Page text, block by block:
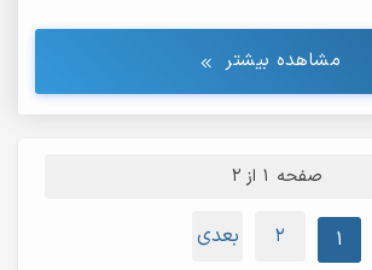
مشاهده بیشتر
صفحه 1 از 2
1
2 بعدی